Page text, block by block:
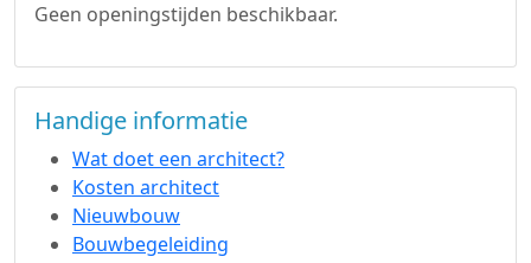
Geen openingstijden beschikbaar.
Handige informatie
Wat doet een architect?
Kosten architect
Nieuwbouw
Bouwbegeleiding